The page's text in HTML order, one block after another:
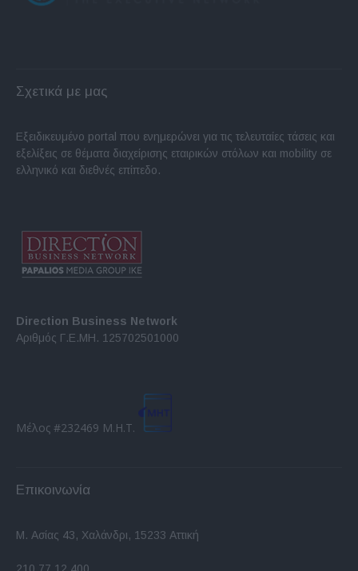
Σχετικά με μας
Εξειδικευμένο portal που ενημερώνει για τις τελευταίες τάσεις και
εξελίξεις σε θέματα διαχείρισης εταιρικών στόλων και mobility σε
ελληνικό και διεθνές επίπεδο.
Direction Business Network
Αριθμός Γ.Ε.ΜΗ. 125702501000
Μέλος #232469 Μ.Η.Τ.
Επικοινωνία
Μ. Ασίας 43, Χαλάνδρι, 15233 Αττική